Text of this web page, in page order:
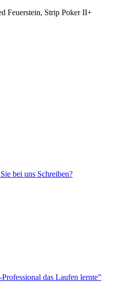
Feuerstein, Strip Poker II+
bei uns Schreiben?
das Laufen lernte”